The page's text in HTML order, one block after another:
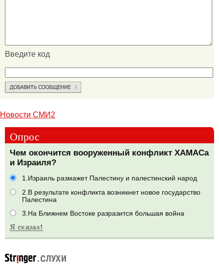
Введите код
Новости СМИ2
Опрос
Чем окончится вооруженный конфликт ХАМАСа
и Израиля?
1.Израиль размажет Палестину и палестинский народ
2.В результате конфликта возникнет новое государство
Палестина
3.На Ближнем Востоке разразится большая война